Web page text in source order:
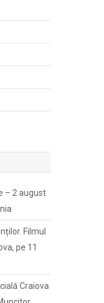
– 2 august
Filmul
pe 11
Craiova